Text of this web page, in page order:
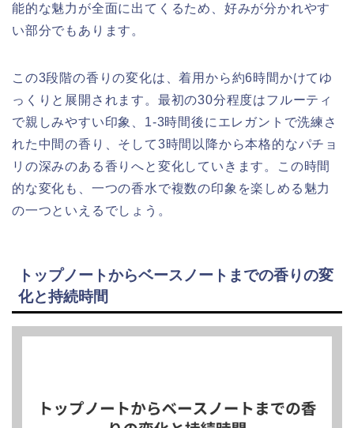
能的な魅力が全面に出てくるため、好みが分かれやす
い部分でもあります。
この3段階の香りの変化は、着用から約6時間かけてゆ
っくりと展開されます。最初の30分程度はフルーティ
で親しみやすい印象、1-3時間後にエレガントで洗練さ
れた中間の香り、そして3時間以降から本格的なパチョ
リの深みのある香りへと変化していきます。この時間
的な変化も、一つの香水で複数の印象を楽しめる魅力
の一つといえるでしょう。
トップノートからベースノートまでの香りの変
化と持続時間